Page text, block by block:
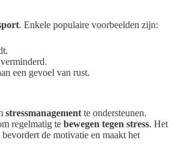
. Enkele populaire voorbeelden zijn:
een gevoel van rust.
stressmanagement te ondersteunen.
regelmatig te bewegen tegen stress. Het
de motivatie en maakt het